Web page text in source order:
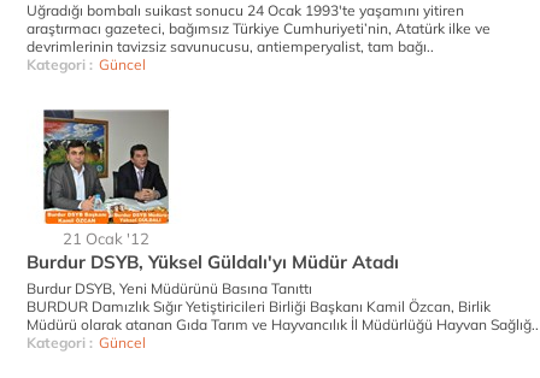
Uğradığı bombalı suikast sonucu 24 Ocak 1993'te yaşamını yitiren
araştırmacı gazeteci, bağımsız Türkiye Cumhuriyeti’nin, Atatürk ilke ve
devrimlerinin tavizsiz savunucusu, antiemperyalist, tam bağı..
Kategori : Güncel
21 Ocak '12
Burdur DSYB, Yüksel Güldalı'yı Müdür Atadı
Burdur DSYB, Yeni Müdürünü Basına Tanıttı
BURDUR Damızlık Sığır Yetiştiricileri Birliği Başkanı Kamil Özcan, Birlik
Müdürü olarak atanan Gıda Tarım ve Hayvancılık İl Müdürlüğü Hayvan Sağlığ..
Kategori : Güncel